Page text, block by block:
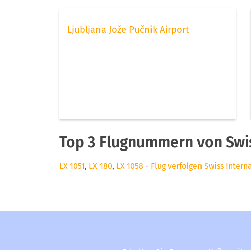
Ljubljana Jože Pučnik Airport
Top 3 Flugnummern von
LX 1051, LX 180, LX 1058 - Flug verfolgen Swiss